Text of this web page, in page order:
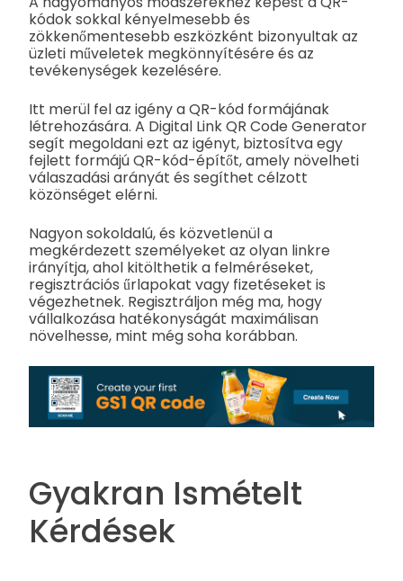
kódok sokkal kényelmesebb és
zökkenőmentesebb eszközként bizonyultak az
üzleti műveletek megkönnyítésére és az
tevékenységek kezelésére.
Itt merül fel az igény a QR-kód formájának
létrehozására. A Digital Link QR Code Generator
segít megoldani ezt az igényt, biztosítva egy
fejlett formájú QR-kód-építőt, amely növelheti
válaszadási arányát és segíthet célzott
közönséget elérni.
Nagyon sokoldalú, és közvetlenül a
megkérdezett személyeket az olyan linkre
irányítja, ahol kitölthetik a felméréseket,
regisztrációs űrlapokat vagy fizetéseket is
végezhetnek. Regisztráljon még ma, hogy
vállalkozása hatékonyságát maximálisan
növelhesse, mint még soha korábban.
Gyakran Ismételt
Kérdések